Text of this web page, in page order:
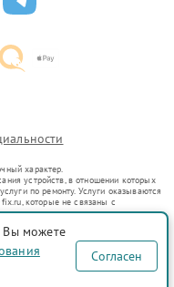
характер.
устройств, в отношении которых
по ремонту. Услуги оказываются
которые не связаны с
представителями.
оборот в соответствии
услуг или введения
о предоставляемых услугах по
офертой, определяемой
Вы можете
Согласен